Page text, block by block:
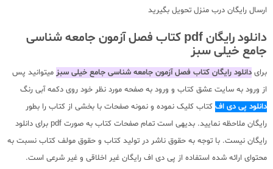
ارسال رایگان درب منزل تحویل بگیرید
دانلود رایگان pdf کتاب فصل آزمون جامعه شناسی
جامع خیلی سبز
برای دانلود رایگان کتاب فصل آزمون جامعه شناسی جامع خیلی سبز میتوانید پس
از ورود به سایت عشق کتاب و ورود به صفحه مورد نظر خود روی دکمه آبی رنگ
دانلود پی دی اف کتاب کلیک نموده و نمونه صفحات با بخشی از کتاب را بطور
رایگان ملاحظه نمایید. بدیهی است تمام صفحات کتاب به صورت pdf برای دانلود
رایگان نیست. با توجه به حقوق ناشر در تولید کتاب و حقوق مولف کتاب نسبت به
محتوای ارائه شده استفاده از پی دی اف رایگان غیر اخلاقی و غیر شرعی است.